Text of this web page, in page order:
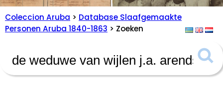
Coleccion Aruba > Database Slaafgemaakte
Personen Aruba 1840-1863 > Zoeken